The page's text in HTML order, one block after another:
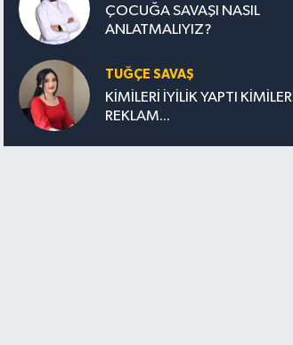
ÇOCUĞA SAVAŞI NASIL
ANLATMALIYIZ?
TUĞÇE SAVAŞ
KİMİLERİ İYİLİK YAPTI KİMİLERİ
REKLAM...